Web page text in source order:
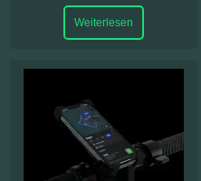
Weiterlesen